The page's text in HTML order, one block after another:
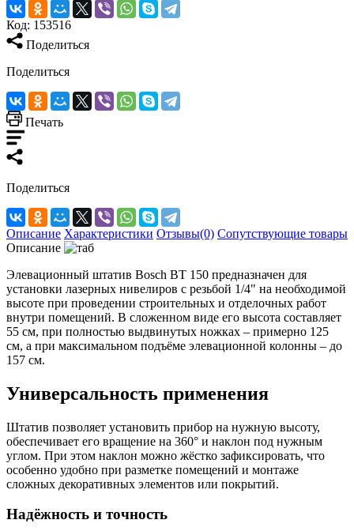
Код: 153516
Поделиться
Поделиться
Печать
Поделиться
Описание Характеристики Отзывы(0) Сопутствующие товары
Описание
Элевационный штатив Bosch BT 150 предназначен для
установки лазерных нивелиров с резьбой 1/4" на необходимой
высоте при проведении строительных и отделочных работ
внутри помещений. В сложенном виде его высота составляет
55 см, при полностью выдвинутых ножках – примерно 125
см, а при максимальном подъёме элевационной колонны – до
157 см.
Универсальность применения
Штатив позволяет установить прибор на нужную высоту,
обеспечивает его вращение на 360° и наклон под нужным
углом. При этом наклон можно жёстко зафиксировать, что
особенно удобно при разметке помещений и монтаже
сложных декоративных элементов или покрытий.
Надёжность и точность